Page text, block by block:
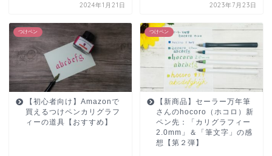
2024年1月21日 2023年7月23日
つけペン
【初心者向け】Amazonで
買えるつけペンカリグラフ
ィーの道具【おすすめ】
つけペン
【新商品】セーラー万年筆
さんのhocoro（ホコロ）新
ペン先：「カリグラフィー
2.0mm」＆「筆文字」の感
想【第２弾】